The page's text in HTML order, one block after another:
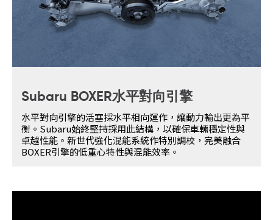
Subaru BOXER水平對向引擎
水平對向引擎的活塞採水平相向運作，讓動力輸出更為平
衡。Subaru始終堅持採用此結構，以確保車輛穩定性與
卓越性能。新世代強化混能系統作特別調校，完美融合
BOXER引擎的低重心特性與混能效率。